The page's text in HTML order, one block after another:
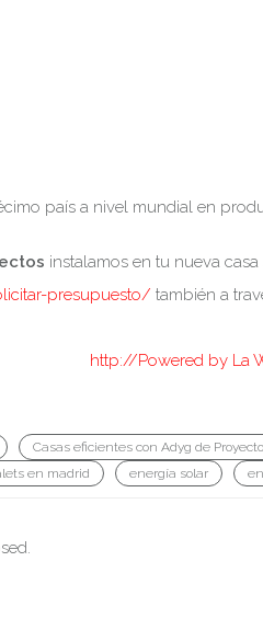
país a nivel mundial en
instalamos en tu nueva
presupuesto/ también a
http://Powered by La
Casas eficientes con Adyg de
en madrid
energía solar